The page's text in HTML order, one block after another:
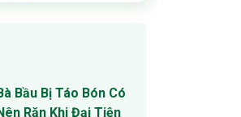
Bầu Bị Táo Bón Có
Rặn Khi Đại Tiện